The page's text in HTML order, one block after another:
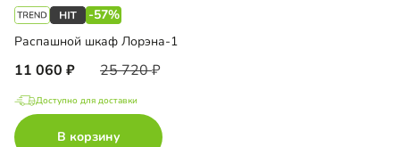
-57%
Распашной шкаф Лорэна-1
11 060 25 720
Доступно для доставки
В корзину